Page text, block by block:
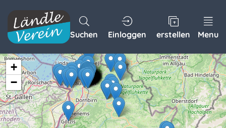
Suchen Einloggen erstellen Menu
+
−